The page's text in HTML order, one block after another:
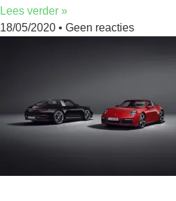
Lees verder »
18/05/2020
Geen reacties